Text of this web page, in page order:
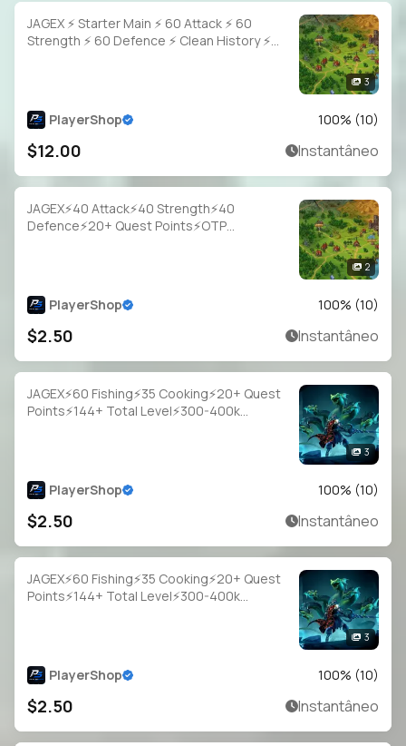
JAGEX ⚡ Starter Main ⚡ 60 Attack ⚡ 60
Strength ⚡ 60 Defence ⚡ Clean History ⚡
3
PlayerShop 100% (10)
$12.00 Instantâneo
JAGEX⚡40 Attack⚡40 Strength⚡40
Defence⚡20+ Quest Points⚡OTP
2
PlayerShop 100% (10)
$2.50 Instantâneo
JAGEX⚡60 Fishing⚡35 Cooking⚡20+ Quest
Points⚡144+ Total Level⚡300-400k
3
PlayerShop 100% (10)
$2.50 Instantâneo
JAGEX⚡60 Fishing⚡35 Cooking⚡20+ Quest
Points⚡144+ Total Level⚡300-400k
3
PlayerShop 100% (10)
$2.50 Instantâneo